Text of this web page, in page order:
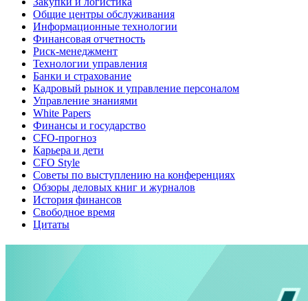
Общие центры обслуживания
Информационные технологии
Финансовая отчетность
Риск-менеджмент
Технологии управления
Банки и страхование
Кадровый рынок и управление персоналом
Управление знаниями
White Papers
Финансы и государство
CFO-прогноз
Карьера и дети
CFO Style
Советы по выступлению на конференциях
Обзоры деловых книг и журналов
История финансов
Свободное время
Цитаты